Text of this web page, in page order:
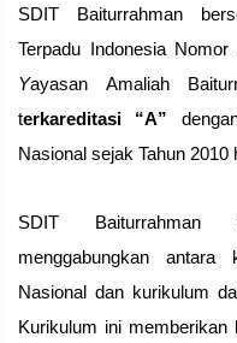
SDIT Baiturrahman
Terpadu Indonesia Nomor
Yayasan Amaliah
terkareditasi “A”
Nasional sejak Tahun 2010
SDIT Baiturrahman
menggabungkan
Nasional dan kurikulum
Kurikulum ini memberikan